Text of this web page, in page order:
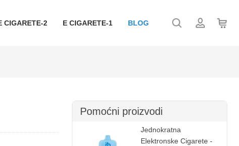
CIGARETE-2 E CIGARETE-1 BLOG
Pomoćni proizvodi
Jednokratna
Elektronske Cigarete -